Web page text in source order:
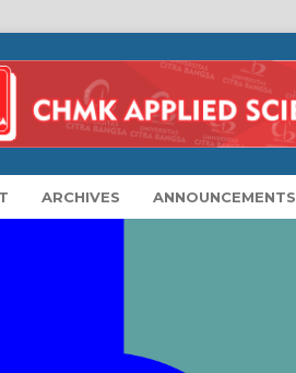
ARCHIVES ANNOUNCEMENTS